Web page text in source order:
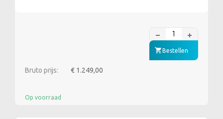
Bestellen
Bruto prijs: € 1.249,00
Op voorraad